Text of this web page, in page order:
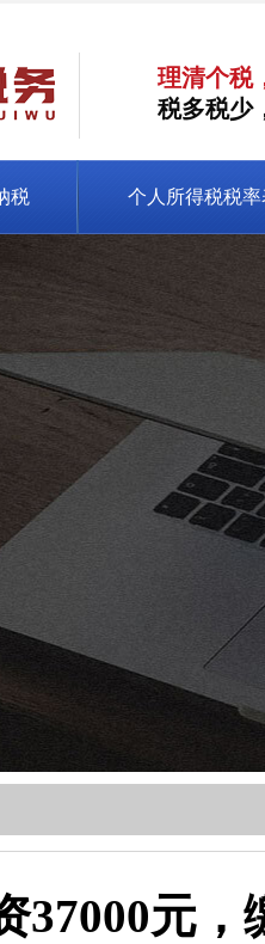
理清个税
税多税少
税 个人所得税税率
37000元